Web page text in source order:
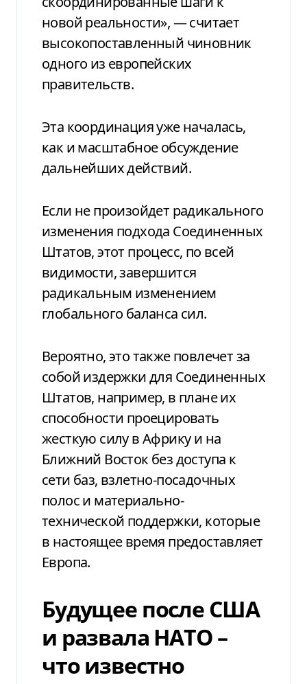
новой реальности», — считает
высокопоставленный чиновник
одного из европейских
правительств.
Эта координация уже началась,
как и масштабное обсуждение
дальнейших действий.
Если не произойдет радикального
изменения подхода Соединенных
Штатов, этот процесс, по всей
видимости, завершится
радикальным изменением
глобального баланса сил.
Вероятно, это также повлечет за
собой издержки для Соединенных
Штатов, например, в плане их
способности проецировать
жесткую силу в Африку и на
Ближний Восток без доступа к
сети баз, взлетно-посадочных
полос и материально-
технической поддержки, которые
в настоящее время предоставляет
Европа.
Будущее после США
и развала НАТО –
что известно